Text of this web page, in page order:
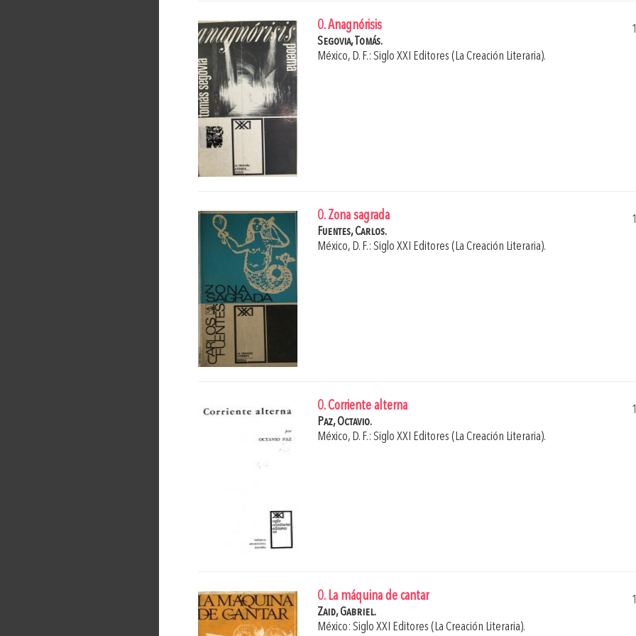
0. Anagnórisis
Segovia, Tomás.
México, D. F.: Siglo XXI Editores (La Creación Literaria).
0. Zona sagrada
Fuentes, Carlos.
México, D. F.: Siglo XXI Editores (La Creación Literaria).
0. Corriente alterna
Paz, Octavio.
México, D. F.: Siglo XXI Editores (La Creación Literaria).
0. La máquina de cantar
Zaid, Gabriel.
México: Siglo XXI Editores (La Creación Literaria).